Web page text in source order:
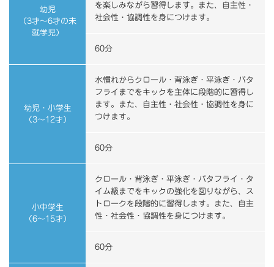
幼児
（3才～6才の未
就学児）
を楽しみながら習得します。また、自主性・
社会性・協調性を身につけます。
60分
幼児・小学生
（3～12才）
水慣れからクロール・背泳ぎ・平泳ぎ・バタ
フライまでをキックを主体に段階的に習得し
ます。また、自主性・社会性・協調性を身に
つけます。
60分
小中学生
（6～15才）
クロール・背泳ぎ・平泳ぎ・バタフライ・タ
イム級までをキックの強化を図りながら、ス
トロークを段階的に習得します。また、自主
性・社会性・協調性を身につけます。
60分